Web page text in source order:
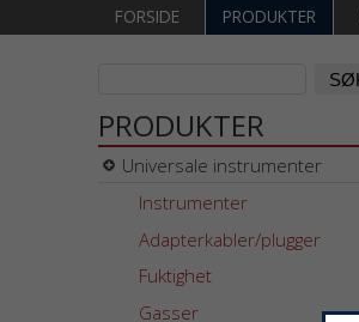
FORSIDE PRODUKTER
PRODUKTER
Universale instrumenter
Instrumenter
Adapterkabler/plugger
Fuktighet
Gasser